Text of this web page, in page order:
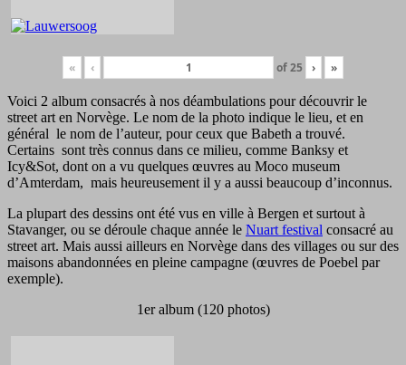
« ‹ of25 › »
Voici 2 album consacrés à nos déambulations pour découvrir le
street art en Norvège. Le nom de la photo indique le lieu, et en
général le nom de l’auteur, pour ceux que Babeth a trouvé.
Certains sont très connus dans ce milieu, comme Banksy et
Icy&Sot, dont on a vu quelques œuvres au Moco museum
d’Amterdam, mais heureusement il y a aussi beaucoup d’inconnus.
La plupart des dessins ont été vus en ville à Bergen et surtout à
Stavanger, ou se déroule chaque année le Nuart festival consacré au
street art. Mais aussi ailleurs en Norvège dans des villages ou sur des
maisons abandonnées en pleine campagne (œuvres de Poebel par
exemple).
1er album (120 photos)